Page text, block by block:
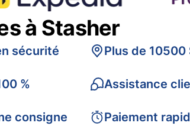
à Stasher
sécurité
%
consigne
Plus de
Assistance
Paiement